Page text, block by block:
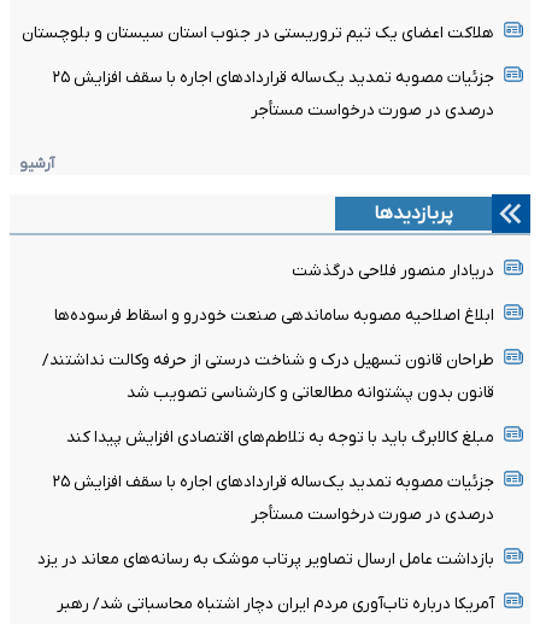
هلاکت اعضای یک تیم تروریستی در جنوب استان سیستان و بلوچستان
جزئیات مصوبه تمدید یک‌ساله قرارداد‌های اجاره با سقف افزایش ۲۵
درصدی در صورت درخواست مستأجر
آرشیو
پربازدیدها
دریادار منصور فلاحی درگذشت
ابلاغ اصلاحیه مصوبه ساماندهی صنعت خودرو و اسقاط فرسوده‌ها
طراحان قانون تسهیل درک و شناخت درستی از حرفه وکالت نداشتند/
قانون بدون پشتوانه مطالعاتی و کارشناسی تصویب شد
مبلغ کالابرگ باید با توجه به تلاطم‌های اقتصادی افزایش پیدا کند
جزئیات مصوبه تمدید یک‌ساله قرارداد‌های اجاره با سقف افزایش ۲۵
درصدی در صورت درخواست مستأجر
بازداشت عامل ارسال تصاویر پرتاب موشک به رسانه‌های معاند در یزد
آمریکا درباره تاب‌آوری مردم ایران دچار اشتباه محاسباتی شد/ رهبر